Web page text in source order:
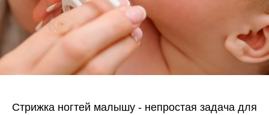
Стрижка ногтей малышу - непростая задача для